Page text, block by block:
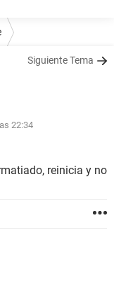
Siguiente Tema
22:34
reinicia y no